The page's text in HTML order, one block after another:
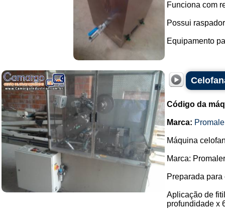
Funciona com
Possui
Equipamento
Código da
Marca:
Máquina
Marca:
Preparada
Aplicação de
profundidade x